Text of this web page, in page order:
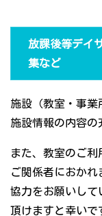
放課後等デイ
集など
施設（教室・事業
施設情報の内容
また、教室のご
ご関係者におか
協力をお願いして
頂けますと幸いで